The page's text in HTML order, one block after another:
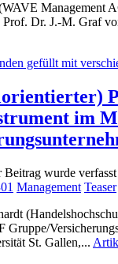
Management
Dr. J.-M. Graf
im
Beitrag wurde
Management Teaser
Gruppe/
St. Gallen,...